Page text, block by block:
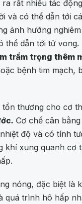
rất nhiều tác
và có thể dẫn tới
ảnh hưởng
thể dẫn tới tử vong.
trầm trọng thêm
bệnh tim mạch,
tổn thương cho cơ
Cơ chế cân
độ và có tính
khí xung quanh cơ
nóng, đặc biệt là
quá trình hô hấp